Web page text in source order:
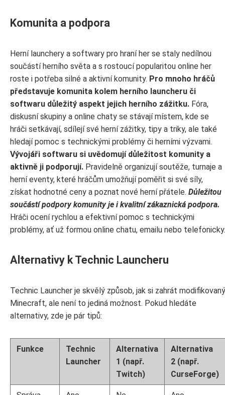
Komunita a podpora
Herní launchery a softwary pro hraní her se staly nedílnou
součástí herního světa a s rostoucí popularitou online her
roste i potřeba silné a aktivní komunity. Pro mnoho hráčů
představuje komunita kolem herního launcheru či
softwaru důležitý aspekt jejich herního zážitku. Fóra,
diskusní skupiny a online chaty se stávají místem, kde se
hráči setkávají, sdílejí své herní zážitky, tipy a triky, ale také
hledají pomoc s technickými problémy či herními výzvami.
Vývojáři softwaru si uvědomují důležitost komunity a
aktivně ji podporují. Pravidelně organizují soutěže, turnaje a
herní eventy, které hráčům umožňují poměřit si své síly,
získat hodnotné ceny a poznat nové herní přátele. Důležitou
součástí podpory komunity je i kvalitní zákaznická podpora.
Hráči ocení rychlou a efektivní pomoc s technickými
problémy, ať už formou online chatu, emailu nebo telefonicky.
Alternativy k Technic Launcheru
Technic Launcher je skvělý způsob, jak si zahrát modifikovaný
Minecraft, ale není to jediná možnost. Pokud hledáte
alternativy, zde je pár tipů:
Funkce
Technic
Launcher
Alternativa
1 (např.
Twitch)
Alternativa
2 (např.
CurseForge)